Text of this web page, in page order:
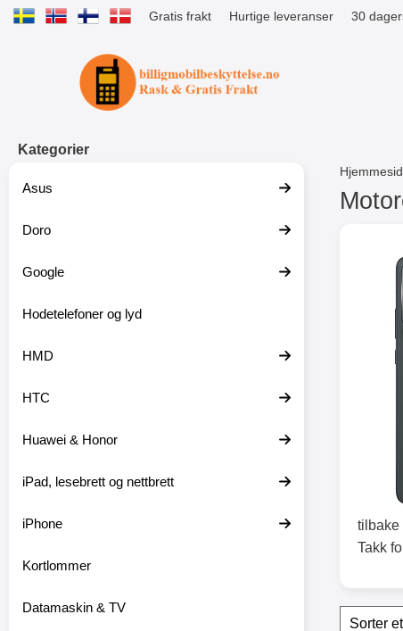
Gratis frakt Hurtige leveranser 30
Startsiden for Tibro Billiga
Kategorier
Asus
Doro
Google
Hodetelefoner og lyd
HMD
HTC
Huawei & Honor
iPad, lesebrett og nettbrett
iPhone
Kortlommer
Datamaskin & TV
tilbake
Takk